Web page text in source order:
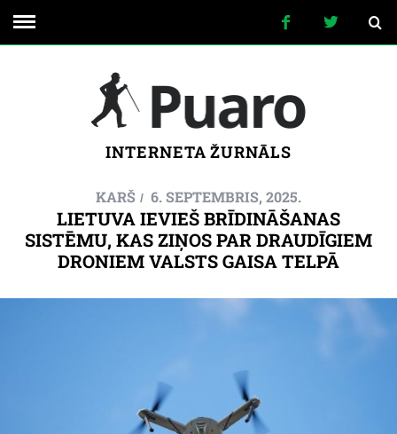
INTERNETA ŽURNĀLS
KARŠ 6. SEPTEMBRIS, 2025.
LIETUVA IEVIEŠ BRĪDINĀŠANAS
SISTĒMU, KAS ZIŅOS PAR DRAUDĪGIEM
DRONIEM VALSTS GAISA TELPĀ